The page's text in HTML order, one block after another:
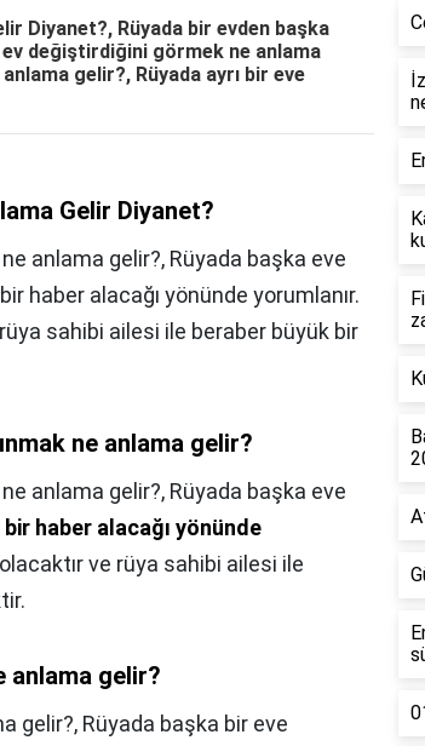
Diyanet?, Rüyada bir evden başka
ev değiştirdiğini görmek ne anlama
gelir?, Rüyada ayrı bir eve
Gelir Diyanet?
anlama gelir?, Rüyada başka eve
haber alacağı yönünde yorumlanır.
sahibi ailesi ile beraber büyük bir
ne anlama gelir?
anlama gelir?, Rüyada başka eve
haber alacağı yönünde
ve rüya sahibi ailesi ile
anlama gelir?
gelir?, Rüyada başka bir eve